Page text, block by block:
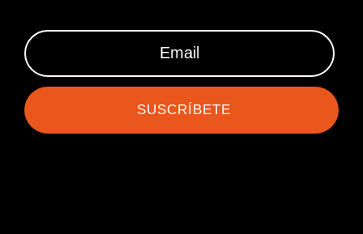
SUSCRÍBETE